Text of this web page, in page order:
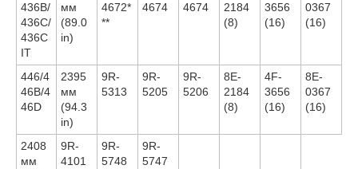
436B/
436C/
436C
IT
мм
(89.0
in)
4672*
**
4674
4674
2184
(8)
3656
(16)
0367
(16)
446/4
46B/4
46D
2395
мм
(94.3
in)
9R-
5313
9R-
5205
9R-
5206
8E-
2184
(8)
4F-
3656
(16)
8E-
0367
(16)
2408
мм
9R-
4101
9R-
5748
9R-
5747